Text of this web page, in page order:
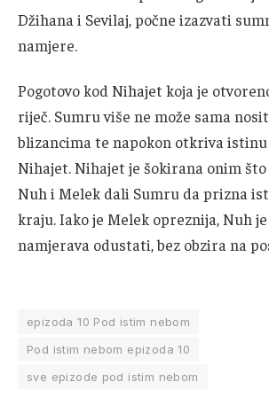
Džihana i Sevilaj, počne izazvati
namjere.
Pogotovo kod Nihajet koja je
riječ. Sumru više ne može sama
blizancima te napokon otkriva istinu
Nihajet. Nihajet je šokirana onim što
Nuh i Melek dali Sumru da prizna
kraju. Iako je Melek opreznija, Nuh
namjerava odustati, bez obzira na
epizoda 10 Pod istim nebom
Pod istim nebom epizoda 10
sve epizode pod istim nebom